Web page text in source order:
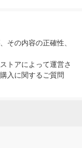
その内容の正確性、
トアによって運営さ
入に関するご質問